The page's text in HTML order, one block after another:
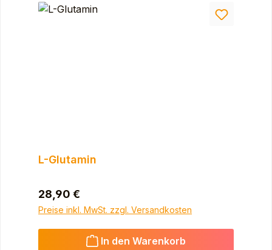
L-Glutamin
Regulärer Preis:
28,90 €
Preise inkl. MwSt. zzgl. Versandkosten
In den Warenkorb